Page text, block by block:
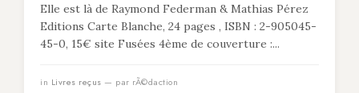
Elle est là de Raymond Federman & Mathias Pérez
Editions Carte Blanche, 24 pages , ISBN : 2-905045-
45-0, 15€ site Fusées 4ème de couverture :...
in Livres reçus — par rÃ©daction